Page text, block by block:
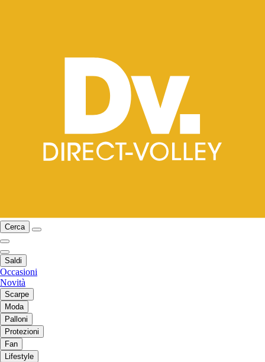
Cerca
Saldi
Occasioni
Novità
Scarpe
Moda
Palloni
Protezioni
Fan
Lifestyle